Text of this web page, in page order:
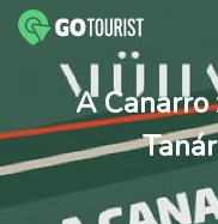
A Canarro